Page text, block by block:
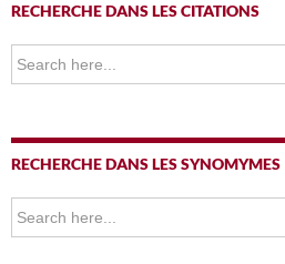
RECHERCHE DANS LES CITATIONS
Search
for:
RECHERCHE DANS LES SYNOMYMES
Search
for: